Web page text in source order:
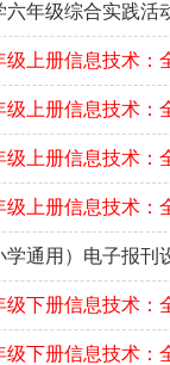
六年级综合实践活
级上册信息技术：
级上册信息技术：
级上册信息技术：
级上册信息技术：
学通用）电子报刊
级下册信息技术：
级下册信息技术：